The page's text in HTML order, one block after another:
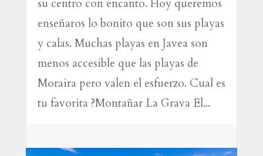
su centro con encanto. Hoy queremos
enseñaros lo bonito que son sus playas
y calas. Muchas playas en Javea son
menos accesible que las playas de
Moraira pero valen el esfuerzo. Cual es
tu favorita ?Montañar La Grava El...